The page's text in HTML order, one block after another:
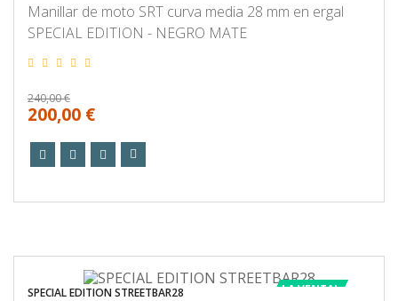
Manillar de moto SRT curva media 28 mm en ergal
SPECIAL EDITION - NEGRO MATE
240,00 €
200,00 €
LA VENTA!
SPECIAL EDITION STREETBAR28